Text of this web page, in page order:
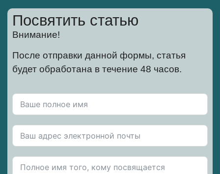
Посвятить статью
Внимание!
После отправки данной формы, статья
будет обработана в течение 48 часов.